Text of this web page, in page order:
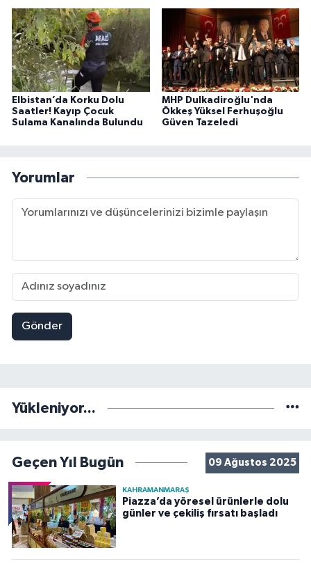
Elbistan’da Korku Dolu
Saatler! Kayıp Çocuk
Sulama Kanalında Bulundu
MHP Dulkadiroğlu'nda
Ökkeş Yüksel Ferhuşoğlu
Güven Tazeledi
Yorumlar
Gönder
Yükleniyor...
Geçen Yıl Bugün 09 Ağustos 2025
KAHRAMANMARAŞ
Piazza’da yöresel ürünlerle dolu
günler ve çekiliş fırsatı başladı